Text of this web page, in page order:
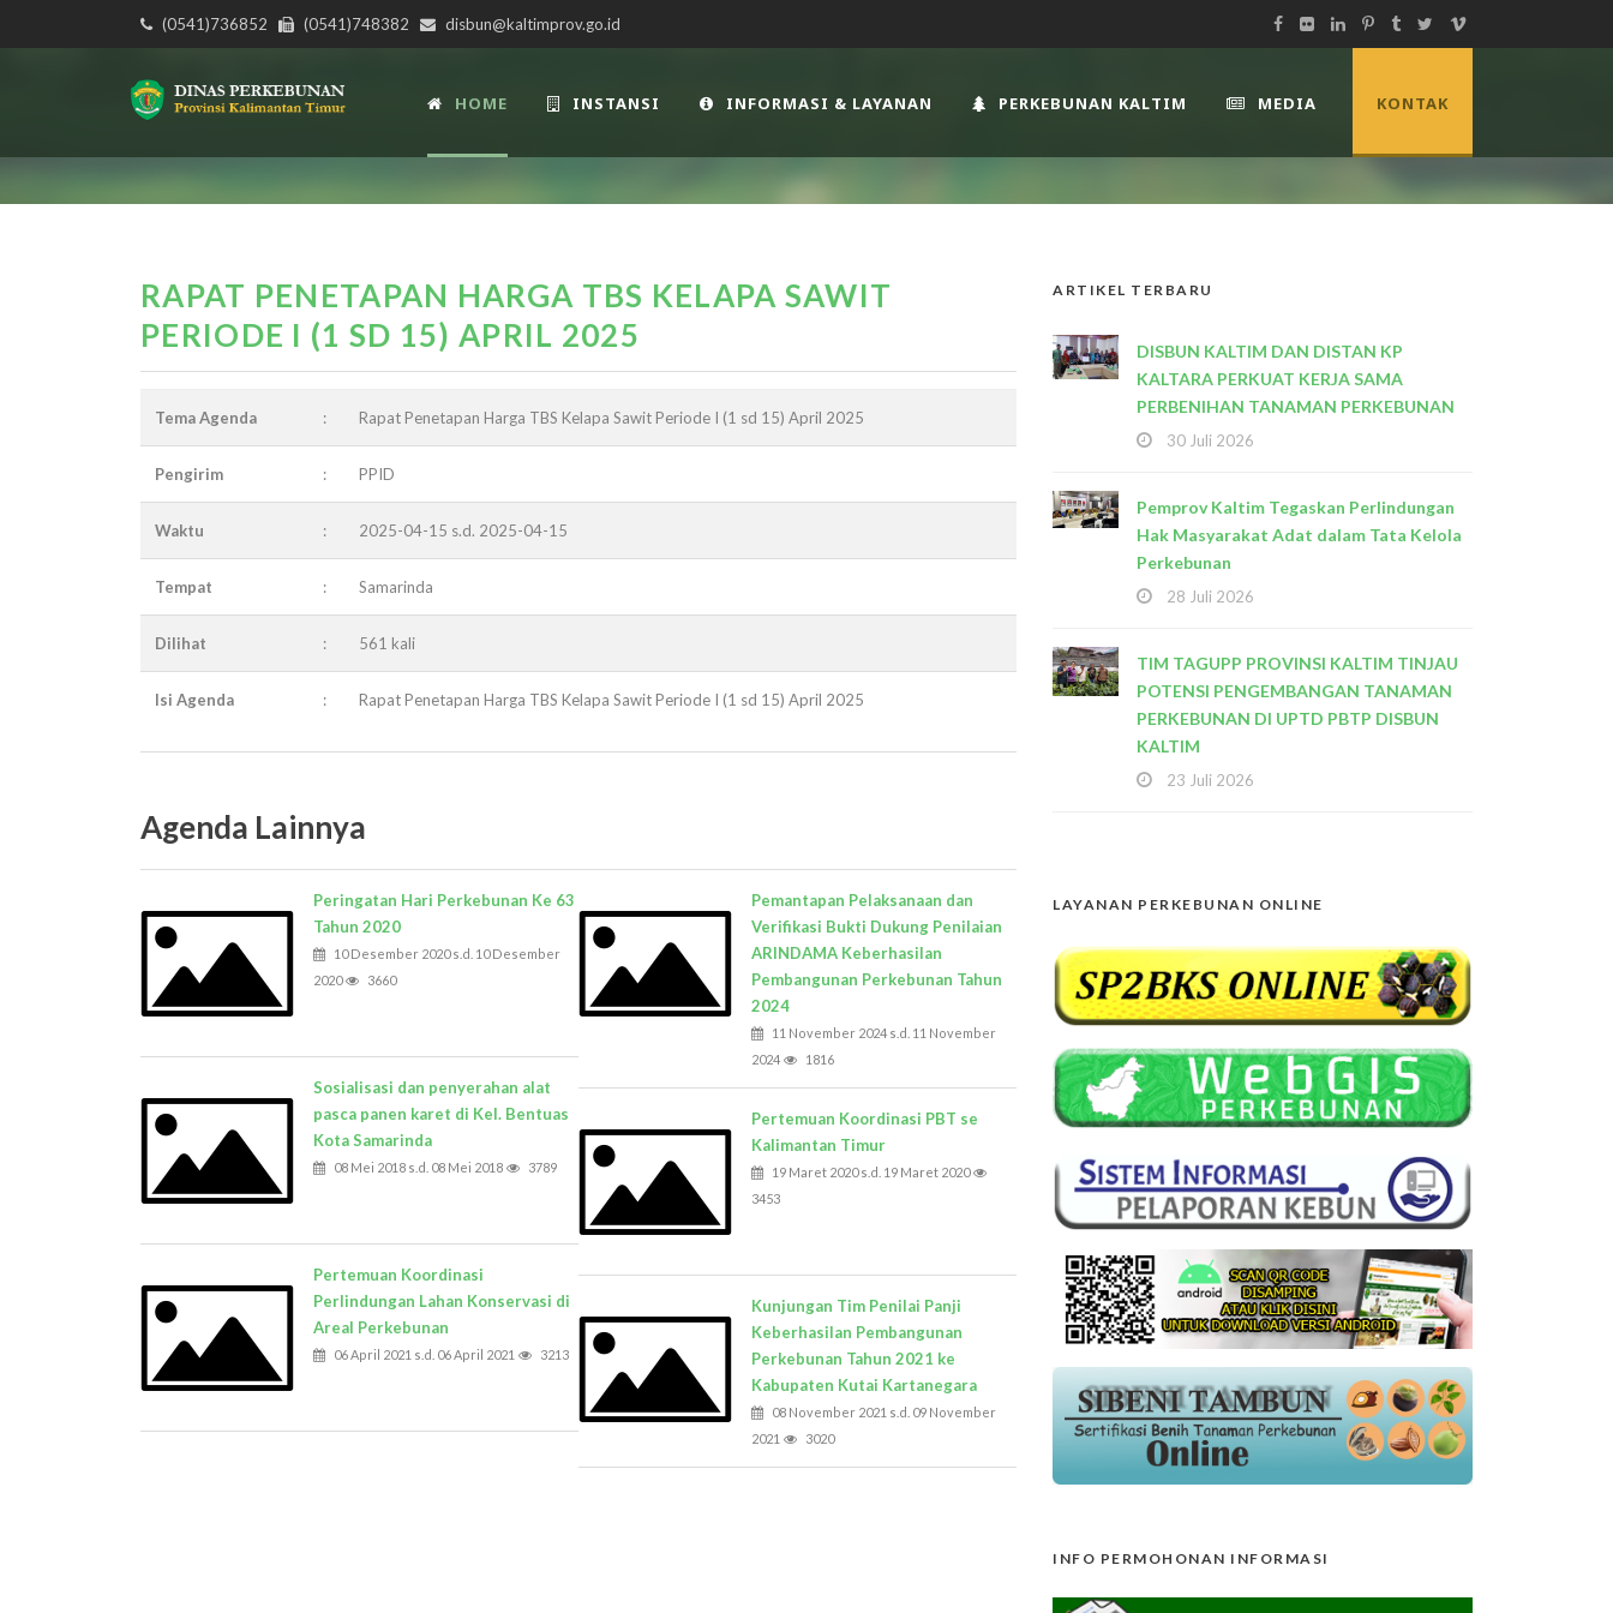
(0541)736852 (0541)748382 disbun@kaltimprov.go.id
HOME INSTANSI INFORMASI & LAYANAN PERKEBUNAN KALTIM MEDIA KONTAK
RAPAT PENETAPAN HARGA TBS KELAPA SAWIT
PERIODE I (1 SD 15) APRIL 2025
Tema Agenda : Rapat Penetapan Harga TBS Kelapa Sawit Periode I (1 sd 15) April 2025
Pengirim : PPID
Waktu : 2025-04-15 s.d. 2025-04-15
Tempat : Samarinda
Dilihat : 561 kali
Isi Agenda : Rapat Penetapan Harga TBS Kelapa Sawit Periode I (1 sd 15) April 2025
Agenda Lainnya
Peringatan Hari Perkebunan Ke 63
Tahun 2020
10 Desember 2020 s.d. 10 Desember
2020
3660
Sosialisasi dan penyerahan alat
pasca panen karet di Kel. Bentuas
Kota Samarinda
08 Mei 2018 s.d. 08 Mei 2018 3789
Pertemuan Koordinasi
Perlindungan Lahan Konservasi di
Areal Perkebunan
06 April 2021 s.d. 06 April 2021 3213
Pemantapan Pelaksanaan dan
Verifikasi Bukti Dukung Penilaian
ARINDAMA Keberhasilan
Pembangunan Perkebunan Tahun
2024
11 November 2024 s.d. 11 November
2024
1816
Pertemuan Koordinasi PBT se
Kalimantan Timur
19 Maret 2020 s.d. 19 Maret 2020
3453
Kunjungan Tim Penilai Panji
Keberhasilan Pembangunan
Perkebunan Tahun 2021 ke
Kabupaten Kutai Kartanegara
08 November 2021 s.d. 09 November
2021
3020
ARTIKEL TERBARU
DISBUN KALTIM DAN DISTAN KP
KALTARA PERKUAT KERJA SAMA
PERBENIHAN TANAMAN PERKEBUNAN
30 Juli 2026
Pemprov Kaltim Tegaskan Perlindungan
Hak Masyarakat Adat dalam Tata Kelola
Perkebunan
28 Juli 2026
TIM TAGUPP PROVINSI KALTIM TINJAU
POTENSI PENGEMBANGAN TANAMAN
PERKEBUNAN DI UPTD PBTP DISBUN
KALTIM
23 Juli 2026
LAYANAN PERKEBUNAN ONLINE
INFO PERMOHONAN INFORMASI